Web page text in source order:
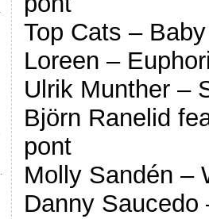
Top Cats –
Loreen –
Ulrik Munther –
Björn Ranelid
pont
Molly Sandén –
Danny Saucedo